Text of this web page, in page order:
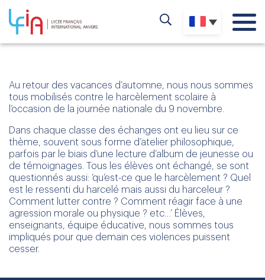
Au retour des vacances d’automne, nous nous sommes
tous mobilisés contre le harcèlement scolaire à
l’occasion de la journée nationale du 9 novembre.
Dans chaque classe des échanges ont eu lieu sur ce
thème, souvent sous forme d’atelier philosophique,
parfois par le biais d’une lecture d’album de jeunesse ou
de témoignages. Tous les élèves ont échangé, se sont
questionnés aussi: ‘qu’est-ce que le harcèlement ? Quel
est le ressenti du harcelé mais aussi du harceleur ?
Comment lutter contre ? Comment réagir face à une
agression morale ou physique ? etc…’ Élèves,
enseignants, équipe éducative, nous sommes tous
impliqués pour que demain ces violences puissent
cesser.